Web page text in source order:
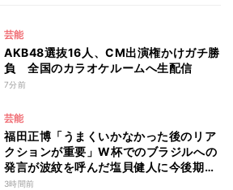
芸能
AKB48選抜16人、CM出演権かけガチ勝
負 全国のカラオケルームへ生配信
7分前
芸能
福田正博「うまくいかなかった後のリア
クションが重要」W杯でのブラジルへの
発言が波紋を呼んだ塩貝健人に今後期待
することは？
3時間前